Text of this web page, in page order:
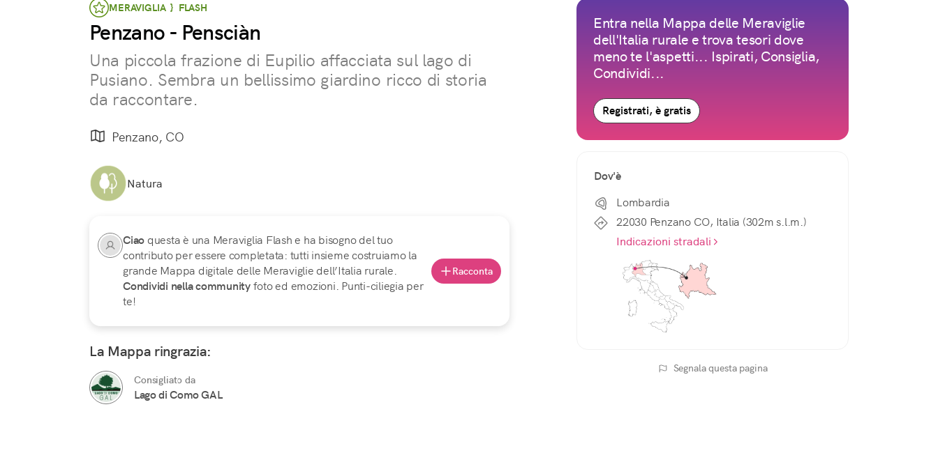
MERAVIGLIA } FLASH
Penzano - Pensciàn
Una piccola frazione di Eupilio affacciata sul lago di
Pusiano. Sembra un bellissimo giardino ricco di storia
da raccontare.
Penzano, CO
Natura
Ciao questa è una Meraviglia Flash e ha bisogno del tuo
contributo per essere completata: tutti insieme costruiamo la
grande Mappa digitale delle Meraviglie dell’Italia rurale.
Condividi nella communityfoto ed emozioni. Punti-ciliegia per
te!
Racconta
La Mappa ringrazia:
Consigliato da
Lago di Como GAL
Entra nella Mappa delle Meraviglie
dell'Italia rurale e trova tesori dove
meno te l'aspetti... Ispirati, Consiglia,
Condividi...
Registrati, è gratis
Dov'è
Lombardia
22030 Penzano CO, Italia (302m s.l.m.)
Indicazioni stradali
Segnala questa pagina